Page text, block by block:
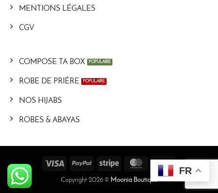
MENTIONS LÉGALES
CGV
COMPOSE TA BOX
ROBE DE PRIÈRE
NOS HIJABS
ROBES & ABAYAS
Visa PayPal Stripe
On
Copyright 2026 © Moonia Boutique
FR